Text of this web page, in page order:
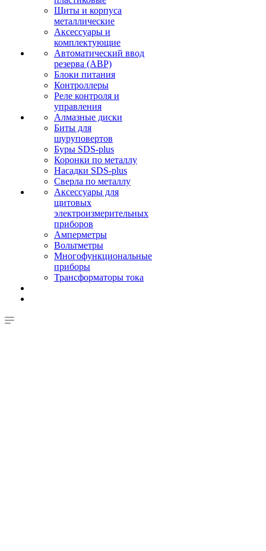
Щиты и корпуса
металлические
Аксессуары и
комплектующие
Автоматический ввод
резерва (АВР)
Блоки питания
Контроллеры
Реле контроля и
управления
Алмазные диски
Биты для
шуруповертов
Буры SDS-plus
Коронки по металлу
Насадки SDS-plus
Сверла по металлу
Аксессуары для
щитовых
электроизмерительных
приборов
Амперметры
Вольтметры
Многофункциональные
приборы
Трансформаторы тока